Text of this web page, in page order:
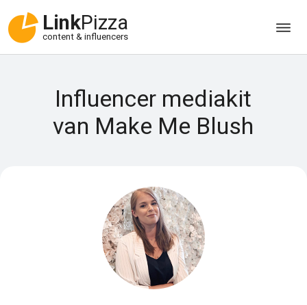
LinkPizza
content & influencers
Influencer mediakit
van Make Me Blush